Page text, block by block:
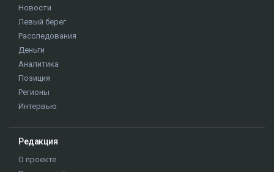
Новости
Левый берег
Расследования
Деньги
Аналитика
Позиция
Регионы
Интервью
Редакция
О проекте